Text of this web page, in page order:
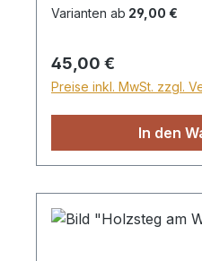
Höhe von 28,99€
Sperrgutzuschlag 30€.
Varianten ab 29,00 €
Regulärer Preis:
45,00 €
Preise inkl. MwSt. zzgl.
In den